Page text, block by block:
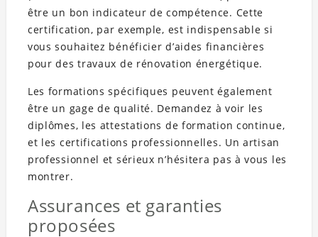
être un bon indicateur de compétence. Cette
certification, par exemple, est indispensable si
vous souhaitez bénéficier d’aides financières
pour des travaux de rénovation énergétique.
Les formations spécifiques peuvent également
être un gage de qualité. Demandez à voir les
diplômes, les attestations de formation continue,
et les certifications professionnelles. Un artisan
professionnel et sérieux n’hésitera pas à vous les
montrer.
Assurances et garanties
proposées